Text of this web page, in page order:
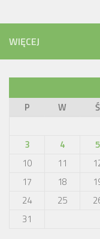
WIĘCEJ
P
W Ś
3
4 5
10
11
17
18
24
25
31